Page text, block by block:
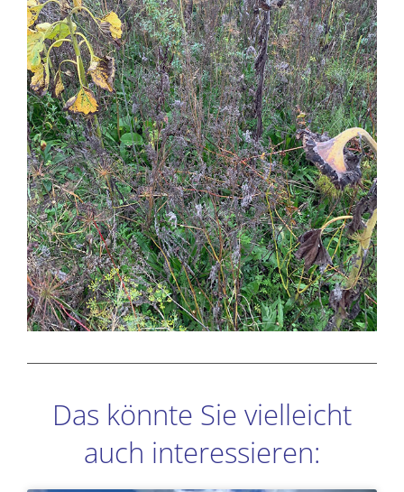
Das könnte Sie vielleicht
auch interessieren: